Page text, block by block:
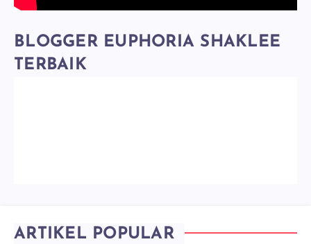
BLOGGER EUPHORIA SHAKLEE
TERBAIK
ARTIKEL POPULAR